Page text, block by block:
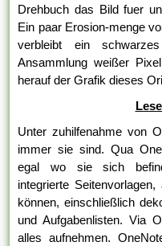
Drehbuch das Bild fuer
Ein paar Erosion-menge
verbleibt ein
Ansammlung weißer
herauf der Grafik dieses
Unter zuhilfenahme von
immer sie sind. Qua
egal wo sie sich
integrierte
können, einschließlich
und Aufgabenlisten. Via
alles aufnehmen.